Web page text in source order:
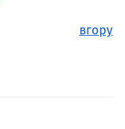
вгору